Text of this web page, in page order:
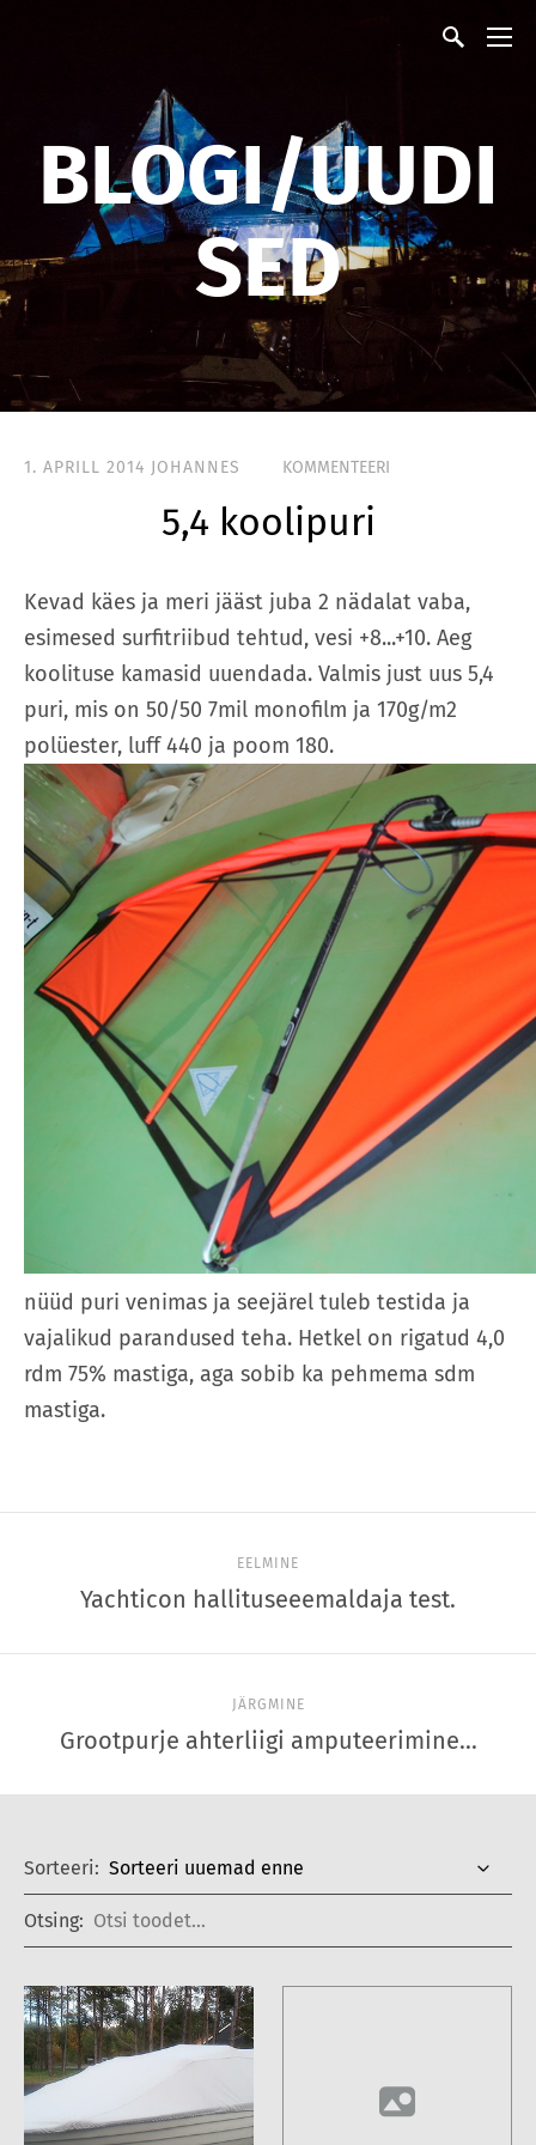
BLOGI/UUDI
SED
1. APRILL 2014 JOHANNES KOMMENTEERI
5,4 koolipuri
Kevad käes ja meri jääst juba 2 nädalat vaba,
esimesed surfitriibud tehtud, vesi +8...+10. Aeg
koolituse kamasid uuendada. Valmis just uus 5,4
puri, mis on 50/50 7mil monofilm ja 170g/m2
polüester, luff 440 ja poom 180.
nüüd puri venimas ja seejärel tuleb testida ja
vajalikud parandused teha. Hetkel on rigatud 4,0
rdm 75% mastiga, aga sobib ka pehmema sdm
mastiga.
EELMINE
Yachticon hallituseeemaldaja test.
JÄRGMINE
Grootpurje ahterliigi amputeerimine...
Sorteeri:
Otsing: